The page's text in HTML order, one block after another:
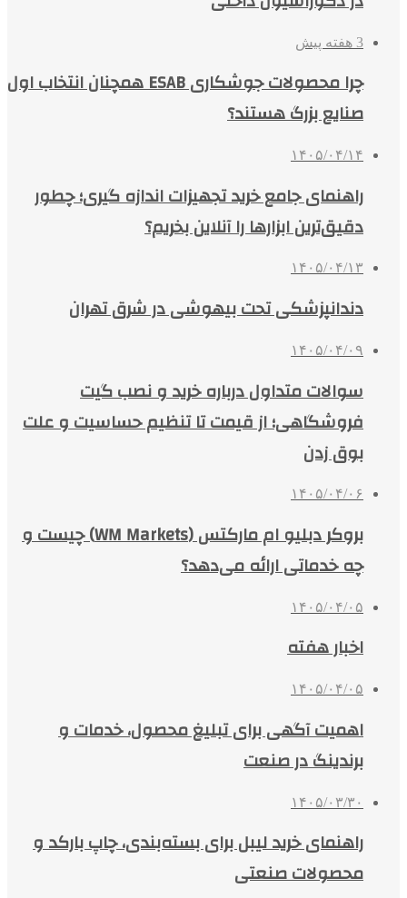
3 هفته پیش
چرا محصولات جوشکاری ESAB همچنان انتخاب اول
صنایع بزرگ هستند؟
۱۴۰۵/۰۴/۱۴
راهنمای جامع خرید تجهیزات اندازه گیری؛ چطور
دقیق‌ترین ابزارها را آنلاین بخریم؟
۱۴۰۵/۰۴/۱۳
دندانپزشکی تحت بیهوشی در شرق تهران
۱۴۰۵/۰۴/۰۹
سوالات متداول درباره خرید و نصب گیت
فروشگاهی؛ از قیمت تا تنظیم حساسیت و علت
بوق زدن
۱۴۰۵/۰۴/۰۶
بروکر دبلیو ام مارکتس (WM Markets) چیست و
چه خدماتی ارائه می‌دهد؟
۱۴۰۵/۰۴/۰۵
اخبار هفته
۱۴۰۵/۰۴/۰۵
اهمیت آگهی برای تبلیغ محصول، خدمات و
برندینگ در صنعت
۱۴۰۵/۰۳/۳۰
راهنمای خرید لیبل برای بسته‌بندی، چاپ بارکد و
محصولات صنعتی